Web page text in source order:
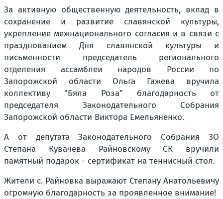
За активную общественную деятельность, вклад в
сохранение и развитие славянской культуры,
укрепление межнационального согласия и в связи с
празднованием Дня славянской культуры и
письменности председатель регионального
отделения ассамблеи народов России по
Запорожской области Ольга Гажева вручила
коллективу "Бяла Роза" благодарность от
председателя Законодательного Собрания
Запорожской области Виктора Емельяненко.
А от депутата Законодательного Собрания ЗО
Степана Кувачева Райновскому СК вручили
памятный подарок - сертификат на теннисный стол.
Жители с. Райновка выражают Степану Анатольевичу
огромную благодарность за проявленное внимание!